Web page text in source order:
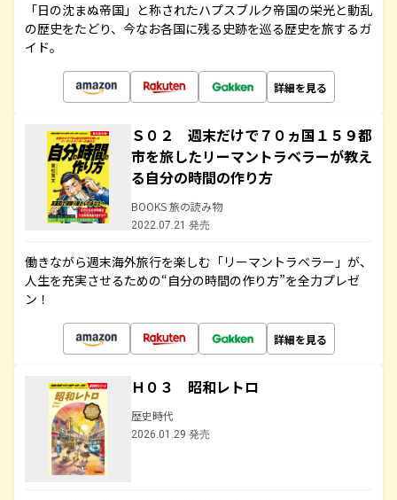
「日の沈まぬ帝国」と称されたハプスブルク帝国の栄光と動乱
の歴史をたどり、今なお各国に残る史跡を巡る歴史を旅するガ
イド。
詳細を見る
Ｓ０２ 週末だけで７０ヵ国１５９都
市を旅したリーマントラベラーが教え
る自分の時間の作り方
BOOKS 旅の読み物
2022.07.21 発売
働きながら週末海外旅行を楽しむ「リーマントラベラー」が、
人生を充実させるための“自分の時間の作り方”を全力プレゼ
ン！
詳細を見る
Ｈ０３ 昭和レトロ
歴史時代
2026.01.29 発売